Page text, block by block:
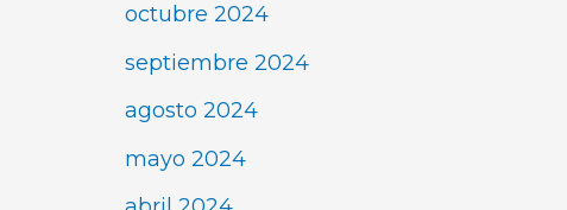
octubre 2024
septiembre 2024
agosto 2024
mayo 2024